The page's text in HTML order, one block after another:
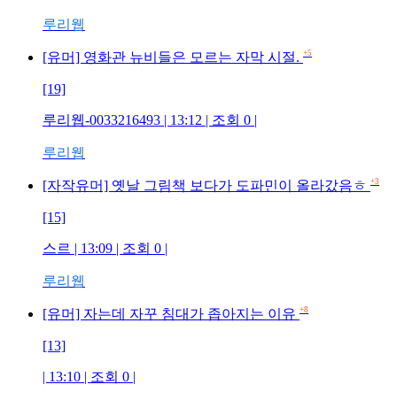
루리웹
[유머] 영화관 뉴비들은 모르는 자막 시절. +5
[19]
루리웹-0033216493 | 13:12 | 조회 0 |
루리웹
[자작유머] 옛날 그림책 보다가 도파민이 올라갔음ㅎ +3
[15]
스르 | 13:09 | 조회 0 |
루리웹
[유머] 자는데 자꾸 침대가 좁아지는 이유 +8
[13]
| 13:10 | 조회 0 |